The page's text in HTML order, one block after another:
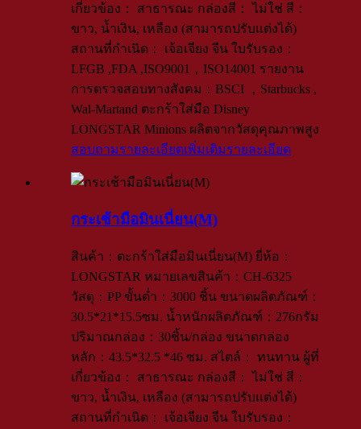
เกี่ยวข้อง： สาธารณะ กล่องสี： ไม่ใช่ สี：
ขาว, น้ำเงิน, เหลือง (สามารถปรับแต่งได้)
สถานที่กำเนิด： เจ้อเจียง จีน ใบรับรอง：
LFGB ,FDA ,ISO9001，ISO14001 รายงาน
การตรวจสอบทางสังคม：BSCI ，Starbucks ,
Wal-Martand ตะกร้าใส่มือ Disney
LONGSTAR Minions ผลิตจากวัสดุคุณภาพสูง
สอบถามรายละเอียดเพิ่มเติมรายละเอียด
กระเช้ามือมินเนี่ยน(M)
สินค้า：ตะกร้าใส่มือมินเนี่ยน(M) ยี่ห้อ：
LONGSTAR หมายเลขสินค้า：CH-6325
วัสดุ：PP ขั้นต่ำ：3000 ชิ้น ขนาดผลิตภัณฑ์：
30.5*21*15.5ซม. น้ำหนักผลิตภัณฑ์：276กรัม
ปริมาณกล่อง：30ชิ้น/กล่อง ขนาดกล่อง
หลัก：43.5*32.5 *46 ซม. สไตล์： ทนทาน ผู้ที่
เกี่ยวข้อง： สาธารณะ กล่องสี： ไม่ใช่ สี：
ขาว, น้ำเงิน, เหลือง (สามารถปรับแต่งได้)
สถานที่กำเนิด： เจ้อเจียง จีน ใบรับรอง：